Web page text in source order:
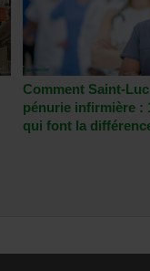
Comment Saint-
pénurie infirmière :
qui font la